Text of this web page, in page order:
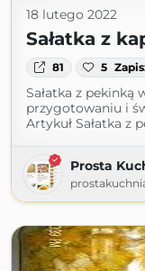
18 lutego 2022
Sałatka z
81 5
Sałatka z
przygotowaniu i
Artykuł Sałatka z
Prosta